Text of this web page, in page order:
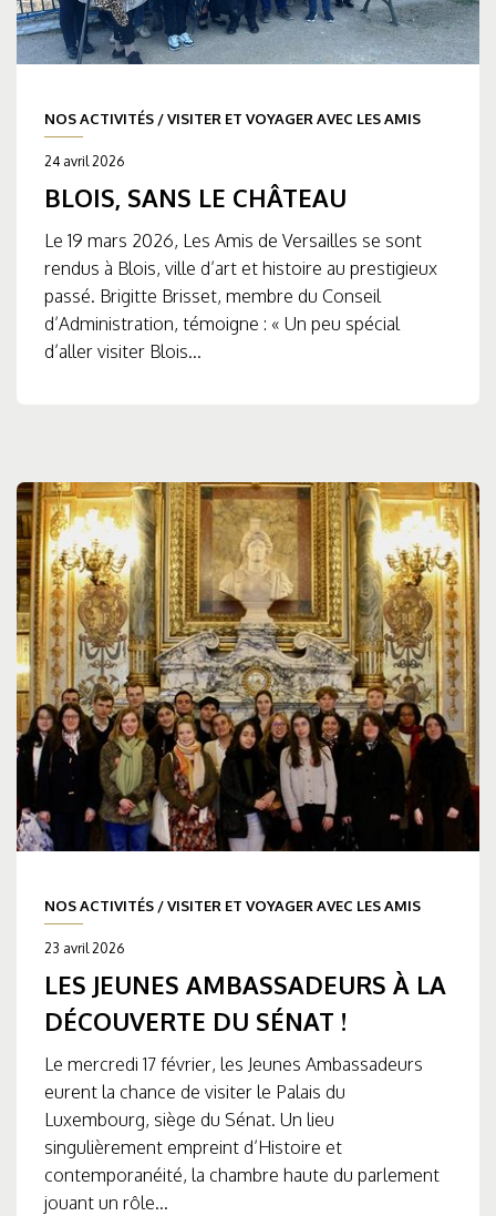
NOS ACTIVITÉS /VISITER ET VOYAGER AVEC LES AMIS
24 avril 2026
BLOIS, SANS LE CHÂTEAU
Le 19 mars 2026, Les Amis de Versailles se sont
rendus à Blois, ville d’art et histoire au prestigieux
passé. Brigitte Brisset, membre du Conseil
d’Administration, témoigne : « Un peu spécial
d’aller visiter Blois...
NOS ACTIVITÉS /VISITER ET VOYAGER AVEC LES AMIS
23 avril 2026
LES JEUNES AMBASSADEURS À LA
DÉCOUVERTE DU SÉNAT !
Le mercredi 17 février, les Jeunes Ambassadeurs
eurent la chance de visiter le Palais du
Luxembourg, siège du Sénat. Un lieu
singulièrement empreint d’Histoire et
contemporanéité, la chambre haute du parlement
jouant un rôle...